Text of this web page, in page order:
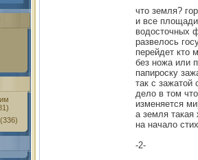
что земля?
и все
водосточных
развелось
перейдет кто
без ножа или
папироску
так с зажатой
дело в том
изменяется
а земля
на начало
-2-